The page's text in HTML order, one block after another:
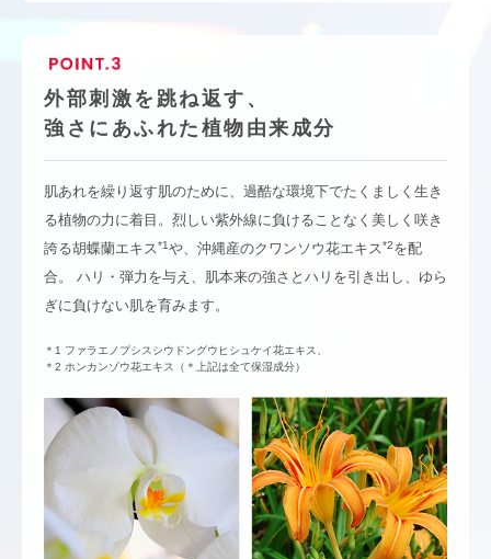
外部刺激を跳ね返す、
強さにあふれた植物由来成分
肌あれを繰り返す肌のために、過酷な環境下でたくましく生き
る植物の力に着目。烈しい紫外線に負けることなく美しく咲き
誇る胡蝶蘭エキス*1や、沖縄産のクワンソウ花エキス*2を配
合。 ハリ・弾力を与え、肌本来の強さとハリを引き出し、ゆら
ぎに負けない肌を育みます。
＊1 ファラエノプシスシウドングウヒシュケイ花エキス、
＊2 ホンカンゾウ花エキス（＊上記は全て保湿成分）